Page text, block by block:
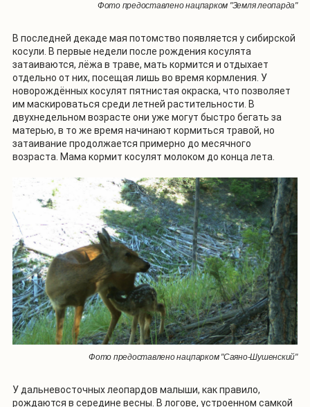
Фото предоставлено нацпарком "Земля леопарда"
В последней декаде мая потомство появляется у сибирской
косули. В первые недели после рождения косулята
затаиваются, лёжа в траве, мать кормится и отдыхает
отдельно от них, посещая лишь во время кормления. У
новорождённых косулят пятнистая окраска, что позволяет
им маскироваться среди летней растительности. В
двухнедельном возрасте они уже могут быстро бегать за
матерью, в то же время начинают кормиться травой, но
затаивание продолжается примерно до месячного
возраста. Мама кормит косулят молоком до конца лета.
Фото предоставлено нацпарком "Саяно-Шушенский"
У дальневосточных леопардов малыши, как правило,
рождаются в середине весны. В логове, устроенном самкой